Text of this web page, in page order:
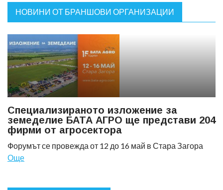
НОВИНИ ОТ БРАНШОВИ ОРГАНИЗАЦИИ
Специализираното изложение за
земеделие БАТА АГРО ще представи 204
фирми от агросектора
Форумът се провежда от 12 до 16 май в Стара Загора
Още